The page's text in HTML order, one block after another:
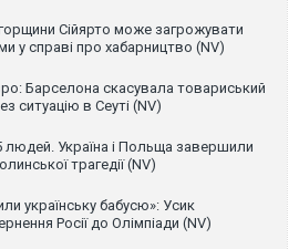
Сійярто може загрожувати
у справі про хабарництво (NV)
Барселона скасувала товариський
ситуацію в Сеуті (NV)
людей. Україна і Польща завершили
трагедії (NV)
українську бабусю»: Усик
Росії до Олімпіади (NV)